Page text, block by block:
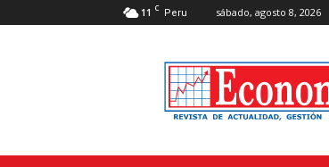
11 C Peru sábado, agosto 8, 2026
Revista
Economía